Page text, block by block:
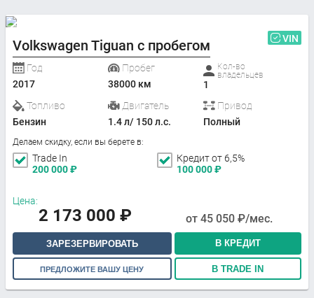
Volkswagen Tiguan с пробегом VIN
Год
2017
Пробег
38000 км
Кол-во
владельцев
1
Топливо
Бензин
Двигатель
1.4 л/ 150 л.с.
Привод
Полный
Делаем скидку, если вы берете в:
Trade In
200 000₽
Кредит от 6,5%
100 000₽
Цена:
2 173 000 ₽ от 45 050 ₽/мес.
ЗАРЕЗЕРВИРОВАТЬ В КРЕДИТ
ПРЕДЛОЖИТЕ ВАШУ ЦЕНУ В TRADE IN